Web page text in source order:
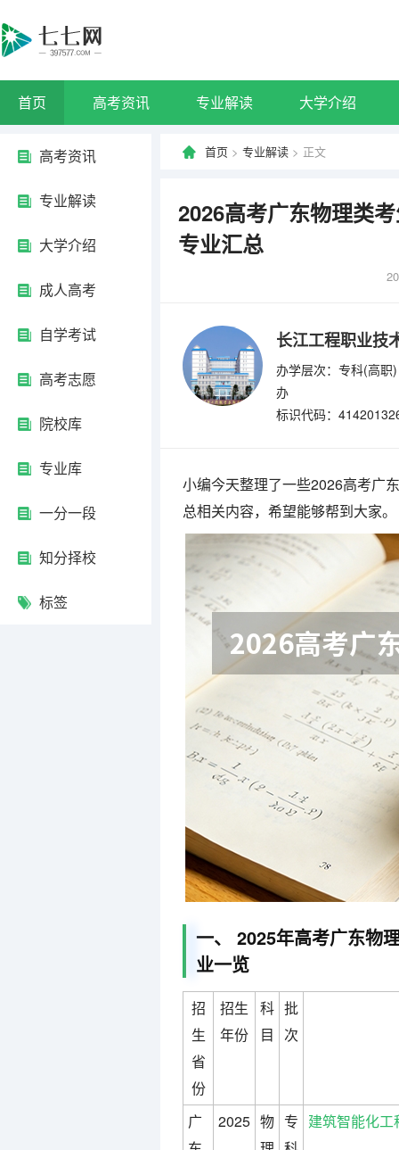
首页 高考资讯 专业解读 大学介绍
高考资讯
专业解读
大学介绍
成人高考
自学考试
高考志愿
院校库
专业库
一分一段
知分择校
标签
首页 > 专业解读 > 正文
2026高考广东物理类
专业汇总
长江工程职业技
办学层次：专科(高职)
办
标识代码：
小编今天整理了一些2026高考广
总相关内容，希望能够帮到大家。
一、 2025年高考广东物
业一览
招
生
省
份
招生
年份
科
目
批
次
广
2025 物 专 建筑智能化工